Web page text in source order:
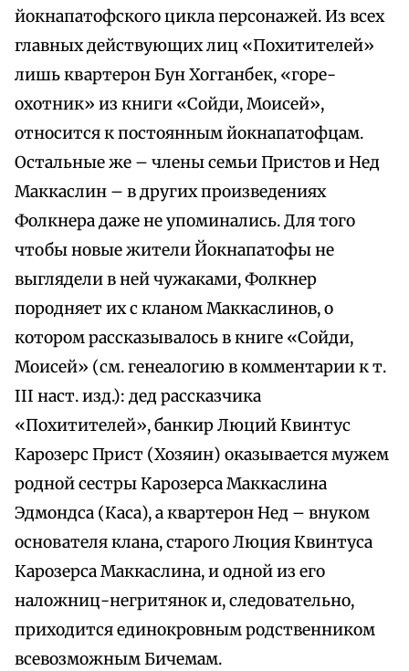
йокнапатофского цикла персонажей. Из всех
главных действующих лиц «Похитителей»
лишь квартерон Бун Хогганбек, «горе-
охотник» из книги «Сойди, Моисей»,
относится к постоянным йокнапатофцам.
Остальные же – члены семьи Пристов и Нед
Маккаслин – в других произведениях
Фолкнера даже не упоминались. Для того
чтобы новые жители Йокнапатофы не
выглядели в ней чужаками, Фолкнер
породняет их с кланом Маккаслинов, о
котором рассказывалось в книге «Сойди,
Моисей» (см. генеалогию в комментарии к т.
III наст. изд.): дед рассказчика
«Похитителей», банкир Люций Квинтус
Карозерс Прист (Хозяин) оказывается мужем
родной сестры Карозерса Маккаслина
Эдмондса (Каса), а квартерон Нед – внуком
основателя клана, старого Люция Квинтуса
Карозерса Маккаслина, и одной из его
наложниц-негритянок и, следовательно,
приходится единокровным родственником
всевозможным Бичемам.